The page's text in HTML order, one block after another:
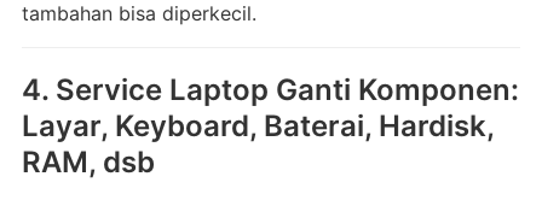
tambahan bisa diperkecil.
4. Service Laptop Ganti Komponen:
Layar, Keyboard, Baterai, Hardisk,
RAM, dsb